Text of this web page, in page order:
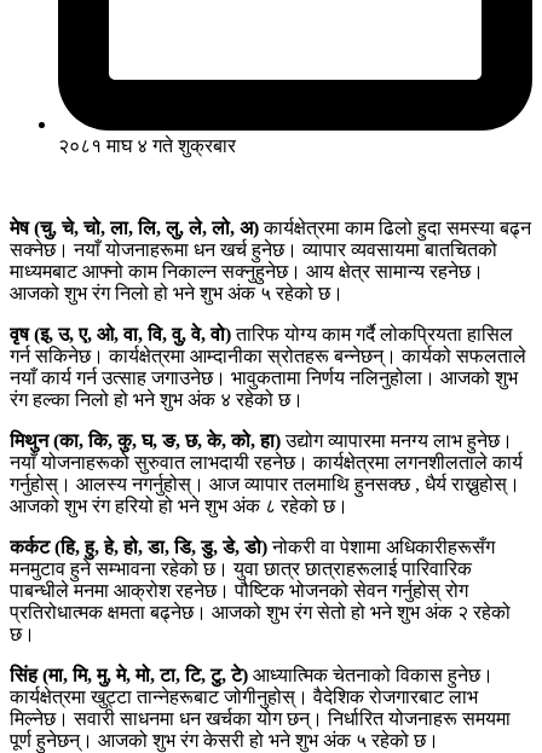
२०८१ माघ ४ गते शुक्रबार
मेष (चु, चे, चो, ला, लि, लु, ले, लो, अ)कार्यक्षेत्रमा काम ढिलो हुदा समस्या बढ्न
सक्नेछ। नयाँ योजनाहरूमा धन खर्च हुनेछ। व्यापार व्यवसायमा बातचितको
माध्यमबाट आफ्नो काम निकाल्न सक्नुहुनेछ। आय क्षेत्र सामान्य रहनेछ।
आजको शुभ रंग निलो हो भने शुभ अंक ५ रहेको छ।
वृष (इ, उ, ए, ओ, वा, वि, वु, वे, वो)तारिफ योग्य काम गर्दै लोकप्रियता हासिल
गर्न सकिनेछ। कार्यक्षेत्रमा आम्दानीका स्रोतहरू बन्नेछन्। कार्यको सफलताले
नयाँ कार्य गर्न उत्साह जगाउनेछ। भावुकतामा निर्णय नलिनुहोला। आजको शुभ
रंग हल्का निलो हो भने शुभ अंक ४ रहेको छ।
मिथुन (का, कि, कु, घ, ङ, छ, के, को, हा)उद्योग व्यापारमा मनग्य लाभ हुनेछ।
नयाँ योजनाहरूको सुरुवात लाभदायी रहनेछ। कार्यक्षेत्रमा लगनशीलताले कार्य
गर्नुहोस्। आलस्य नगर्नुहोस्। आज व्यापार तलमाथि हुनसक्छ , धैर्य राख्नुहोस्।
आजको शुभ रंग हरियो हो भने शुभ अंक ८ रहेको छ।
कर्कट (हि, हु, हे, हो, डा, डि, डु, डे, डो)नोकरी वा पेशामा अधिकारीहरूसँग
मनमुटाव हुने सम्भावना रहेको छ। युवा छात्र छात्राहरूलाई पारिवारिक
पाबन्धीले मनमा आक्रोश रहनेछ। पौष्टिक भोजनको सेवन गर्नुहोस् रोग
प्रतिरोधात्मक क्षमता बढ्नेछ। आजको शुभ रंग सेतो हो भने शुभ अंक २ रहेको
छ।
सिंह (मा, मि, मु, मे, मो, टा, टि, टु, टे) आध्यात्मिक चेतनाको विकास हुनेछ।
कार्यक्षेत्रमा खुट्टा तान्नेहरूबाट जोगीनुहोस्। वैदेशिक रोजगारबाट लाभ
मिल्नेछ। सवारी साधनमा धन खर्चका योग छन्। निर्धारित योजनाहरू समयमा
पूर्ण हुनेछन्। आजको शुभ रंग केसरी हो भने शुभ अंक ५ रहेको छ।